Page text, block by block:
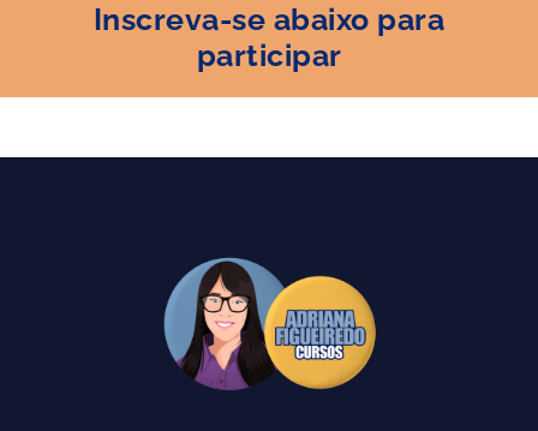
Inscreva-se abaixo para
participar